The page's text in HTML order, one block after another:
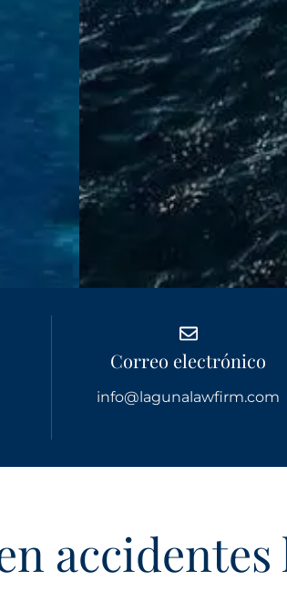
Correo electrónico
info@lagunalawfirm.com